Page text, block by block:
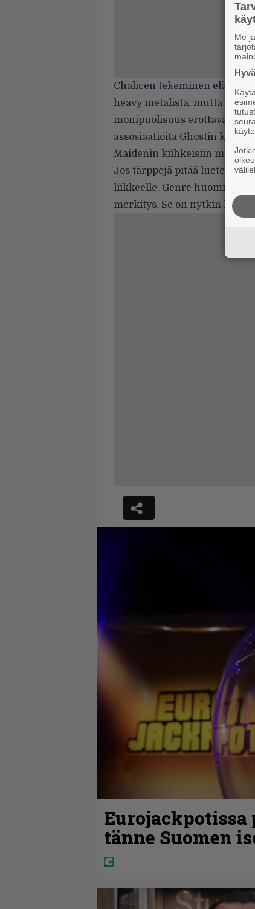
Chalicen tekeminen elää
heavy metalista, mutta
monipuolisuus erottavat
assosiaatioita Ghostin
Maidenin kiihkeisiin
Jos tärppejä pitää luetella,
liikkeelle. Genre
merkitys. Se on nytkin
Eurojackpotissa
tänne Suomen
Me